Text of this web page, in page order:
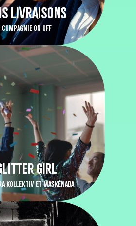
LIVRAISONS
COMPAGNIE ON OFF
GIRL
KOLLEKTIV ET MASKÉNADA